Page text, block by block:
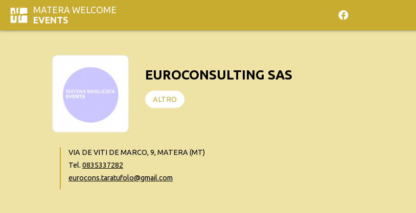
MATERA WELCOME
EVENTS
EUROCONSULTING SAS
ALTRO
VIA DE VITI DE MARCO, 9, MATERA (MT)
Tel. 0835337282
eurocons.taratufolo@gmail.com